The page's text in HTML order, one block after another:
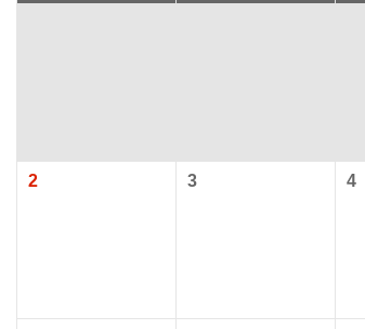
2 3 4